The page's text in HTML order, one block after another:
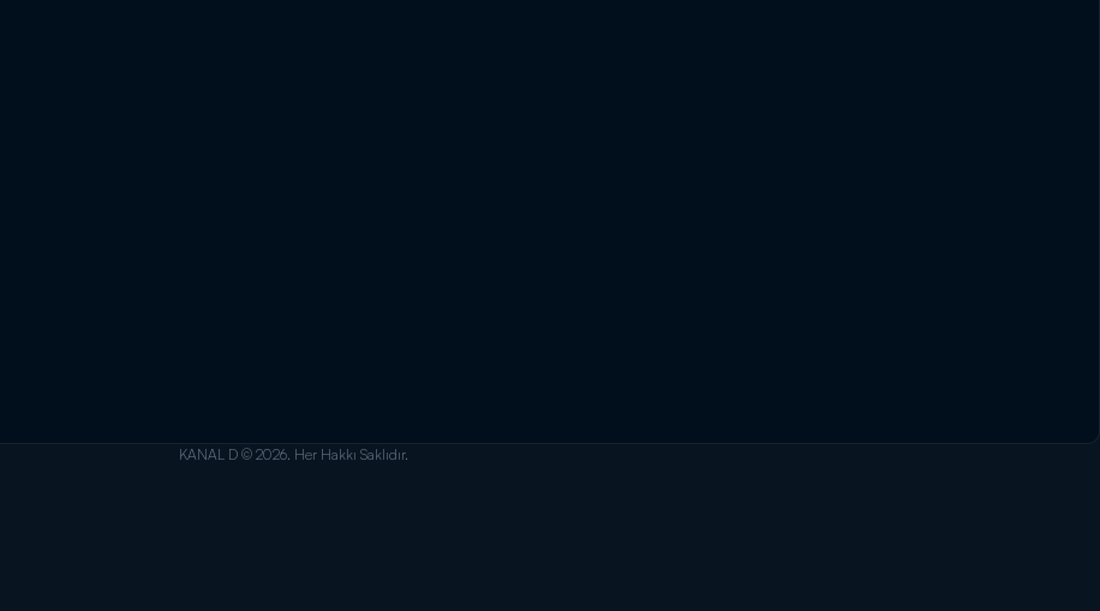
KANAL D © 2026. Her Hakkı Saklıdır.